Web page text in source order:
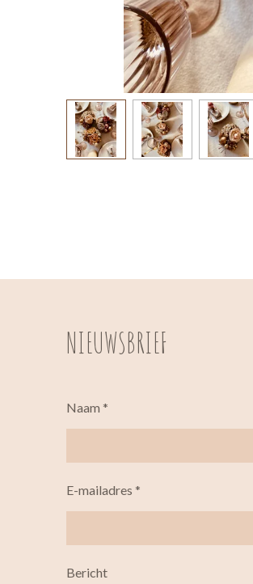
NIEUWSBRIEF
Naam *
E-mailadres *
Bericht